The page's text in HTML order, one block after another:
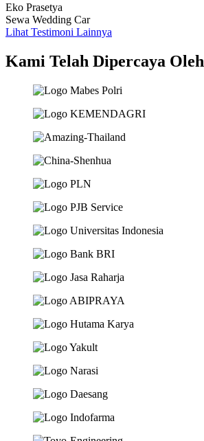
Eko Prasetya
Sewa Wedding Car
Lihat Testimoni Lainnya
Kami Telah Dipercaya Oleh